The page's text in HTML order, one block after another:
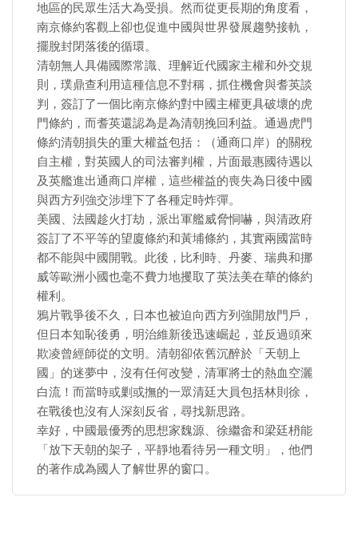
地區的民眾生活大為受損。然而從更長期的角度看，
南京條約客觀上卻也促進中國與世界發展趨勢接軌，
擺脫封閉落後的循環。
清朝無人具備國際常識、理解近代國家主權和外交規
則，璞鼎查利用這種信息不對稱，抓住機會與耆英談
判，簽訂了一個比南京條約對中國主權更具破壞的虎
門條約，而耆英還認為是為清朝挽回利益。通過虎門
條約清朝損失的重大權益包括：（通商口岸）的關稅
自主權，對英國人的司法審判權，片面最惠國待遇以
及英艦進出通商口岸權，這些權益的喪失為日後中國
與西方列強交涉埋下了各種定時炸彈。
美國、法國趁火打劫，派出軍艦威脅恫嚇，與清政府
簽訂了不平等的望廈條約和黃埔條約，其實兩國當時
都不能與中國開戰。此後，比利時、丹麥、瑞典和挪
威等歐洲小國也毫不費力地攫取了英法美在華的條約
權利。
鴉片戰爭後不久，日本也被迫向西方列強開放門戶，
但日本知恥後勇，明治維新後迅速崛起，並反過頭來
欺凌曾經師從的文明。清朝卻依舊沉醉於「天朝上
國」的迷夢中，沒有任何改變，清軍將士的熱血空灑
白流！而當時或剿或撫的一眾清廷大員包括林則徐，
在戰後也沒有人深刻反省，尋找新思路。
幸好，中國最優秀的思想家魏源、徐繼畲和梁廷枬能
「放下天朝的架子，平靜地看待另一種文明」，他們
的著作成為國人了解世界的窗口。